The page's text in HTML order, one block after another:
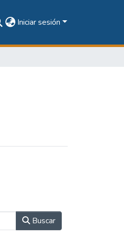
Iniciar sesión
Buscar